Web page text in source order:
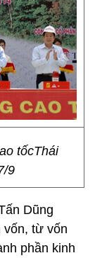
tốcThái
9
Dũng
vốn, từ vốn
phần kinh